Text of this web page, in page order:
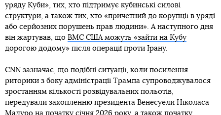
уряду Куби», тих, хто підтримує кубинські силові
структури, а також тих, хто «причетний до корупції в уряді
або серйозних порушень прав людини». А наступного дня
він жартував, що ВМС США можуть «зайти на Кубу
дорогою додому» після операції проти Ірану.
CNN зазначає, що подібні ситуації, коли посилення
риторики з боку адміністрації Трампа супроводжувалося
зростанням кількості розвідувальних польотів,
передували захопленню президента Венесуели Ніколаса
Мадуро на початку січня 2026 року, а також початку